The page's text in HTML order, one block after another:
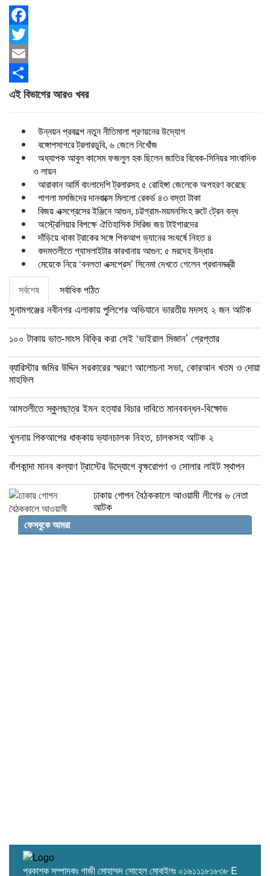
Facebook
Twitter
Email
Share
এই বিভাগের আরও খবর
উন্নয়ন প্রকল্পে নতুন নীতিমালা প্রণয়নের উদ্যোগ
বঙ্গোপসাগরে ট্রলারডুবি, ৬ জেলে নিখোঁজ
অধ্যাপক আবুল কাসেম ফজলুল হক ছিলেন জাতির বিবেক-সিনিয়র সাংবাদিক
ও লায়ন
আরাকান আর্মি বাংলাদেশি ট্রলারসহ ৫ রোহিঙ্গা জেলেকে অপহরণ করেছে
পাগলা মসজিদের দানবাক্সে মিললো রেকর্ড ৪৩ বস্তা টাকা
বিজয় এক্সপ্রেসের ইঞ্জিনে আগুন, চট্টগ্রাম-ময়মনসিংহ রুটে ট্রেন বন্ধ
অস্ট্রেলিয়ার বিপক্ষে ঐতিহাসিক সিরিজ জয় টাইগারদের
দাঁড়িয়ে থাকা ট্রাকের সঙ্গে পিকআপ ভ্যানের সংঘর্ষে নিহত ৪
কদমতলীতে গ্যাসলাইটার কারখানায় আগুন: ৫ মরদেহ উদ্ধার
মেয়েকে নিয়ে ‘বনলতা এক্সপ্রেস’ সিনেমা দেখতে গেলেন প্রধানমন্ত্রী
সর্বশেষ
সর্বাধিক পঠিত
সুনামগঞ্জের নবীনগর এলাকায় পুলিশের অভিযানে ভারতীয় মদসহ ২ জন আটক
১০০ টাকায় ভাত-মাংস বিক্রি করা সেই ‘ভাইরাল মিজান’ গ্রেপ্তার
ব্যারিস্টার জমির উদ্দিন সরকারের স্মরণে আলোচনা সভা, কোরআন খতম ও দোয়া
মাহফিল
আমতলীতে স্কুলছাত্র ইমন হত্যার বিচার দাবিতে মানববন্ধন-বিক্ষোভ
খুলনায় পিকআপের ধাক্কায় ভ্যানচালক নিহত, চালকসহ আটক ২
বাঁশকান্দা মানব কল্যাণ ট্রাস্টের উদ্যোগে বৃক্ষরোপণ ও সোলার লাইট স্থাপন
ঢাকায় গোপন বৈঠককালে আওয়ামী লীগের ৬ নেতা
আটক
ফেসবুকে আমরা
প্রকাশক সম্পাদকঃ গাজী মোহাম্মদ সোহেল মোবাইলঃ ০১৬১১১৮১৮৩৮ E